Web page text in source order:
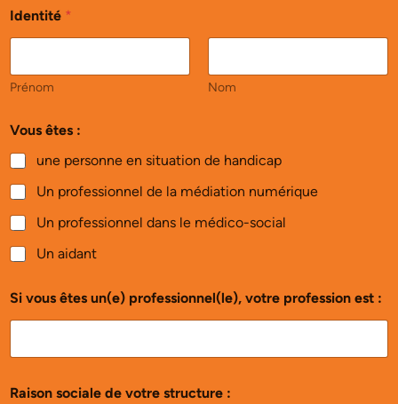
Identité *
Prénom Nom
Vous êtes :
une personne en situation de handicap
Un professionnel de la médiation numérique
Un professionnel dans le médico-social
Un aidant
Si vous êtes un(e) professionnel(le), votre profession est :
Raison sociale de votre structure :